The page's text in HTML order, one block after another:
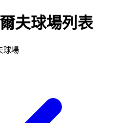
夫球場列表
球場